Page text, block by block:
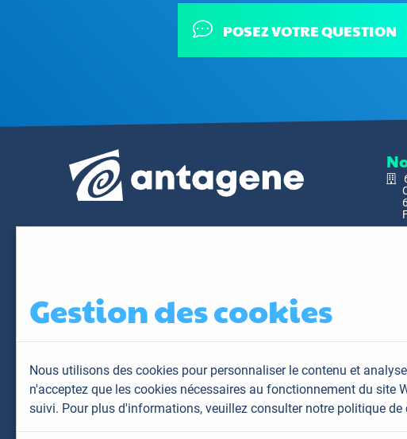
POSEZ VOTRE QUESTION
Gestion des cookies
Nous utilisons des cookies pour personnaliser le contenu et
n'acceptez que les cookies nécessaires au fonctionnement du site
suivi. Pour plus d'informations, veuillez consulter notre politique